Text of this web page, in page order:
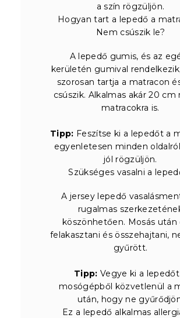
a szín rögzüljön.
Hogyan tart a lepedő a
Nem csúszik le?
A lepedő gumis, és az
kerületén gumival
szorosan tartja a matracon
csúszik. Alkalmas akár 20 cm
matracokra is.
Tipp: Feszítse ki a lepedőt a
egyenletesen minden
jól rögzüljön.
Szükséges vasalni a
A jersey lepedő
rugalmas
köszönhetően. Mosás után
felakasztani és összehajtani,
gyűrött.
Tipp: Vegye ki a lepedőt
mosógépből közvetlenül a
után, hogy ne
Ez a lepedő alkalmas